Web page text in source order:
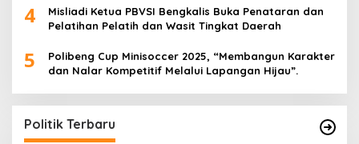
4
Misliadi Ketua PBVSI Bengkalis Buka Penataran dan
Pelatihan Pelatih dan Wasit Tingkat Daerah
5
Polibeng Cup Minisoccer 2025, “Membangun Karakter
dan Nalar Kompetitif Melalui Lapangan Hijau”.
Politik Terbaru